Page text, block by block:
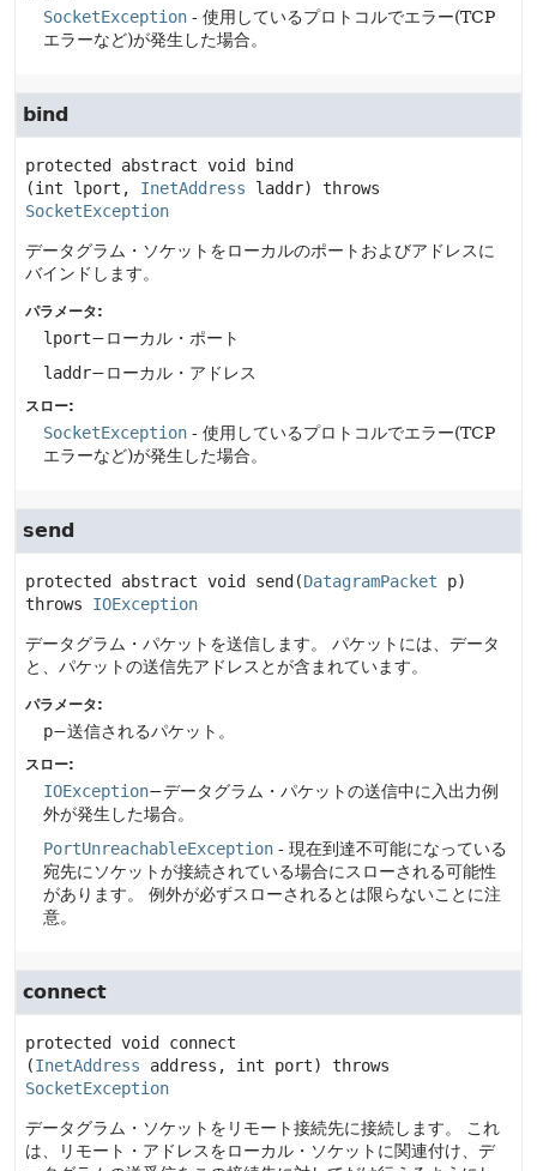
SocketException - 使用しているプロトコルでエラー(TCP
エラーなど)が発生した場合。
bind
protected abstract void
bind
(int lport, InetAddress laddr)
throws
SocketException
データグラム・ソケットをローカルのポートおよびアドレスに
バインドします。
パラメータ:
lport−ローカル・ポート
laddr−ローカル・アドレス
スロー:
SocketException - 使用しているプロトコルでエラー(TCP
エラーなど)が発生した場合。
send
protected abstract void send (DatagramPacket p)
throws IOException
データグラム・パケットを送信します。
パケットには、データ
と、パケットの送信先アドレスとが含まれています。
パラメータ:
p−送信されるパケット。
スロー:
IOException−データグラム・パケットの送信中に入出力例
外が発生した場合。
PortUnreachableException - 現在到達不可能になっている
宛先にソケットが接続されている場合にスローされる可能性
があります。
例外が必ずスローされるとは限らないことに注
意。
connect
protected void
connect
(InetAddress address, int port)
throws
SocketException
データグラム・ソケットをリモート接続先に接続します。
これ
は、リモート・アドレスをローカル・ソケットに関連付け、デ